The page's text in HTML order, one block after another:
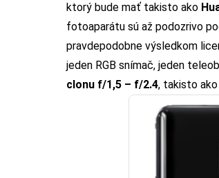
ktorý bude mať takisto ako
fotoaparátu sú až podozrivo
pravdepodobne výsledkom
jeden RGB snímač, jeden
clonu f/1,5 – f/2.4, takisto